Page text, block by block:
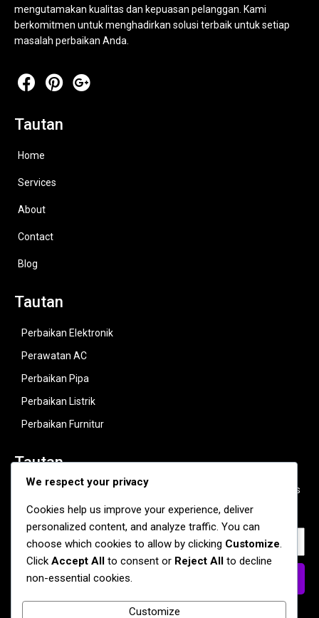
mengutamakan kualitas dan kepuasan pelanggan. Kami
berkomitmen untuk menghadirkan solusi terbaik untuk setiap
masalah perbaikan Anda.
Tautan
Home
Services
About
Contact
Blog
Tautan
Perbaikan Elektronik
Perawatan AC
Perbaikan Pipa
Perbaikan Listrik
Perbaikan Furnitur
Tautan
Bergabunglah dengan newsletter kami untuk mendapatkan tips
perbaikan dan penawaran spesial.
We respect your privacy
Cookies help us improve your experience, deliver
personalized content, and analyze traffic. You can
choose which cookies to allow by clicking Customize.
Click Accept All to consent or Reject All to decline
non-essential cookies.
Customize